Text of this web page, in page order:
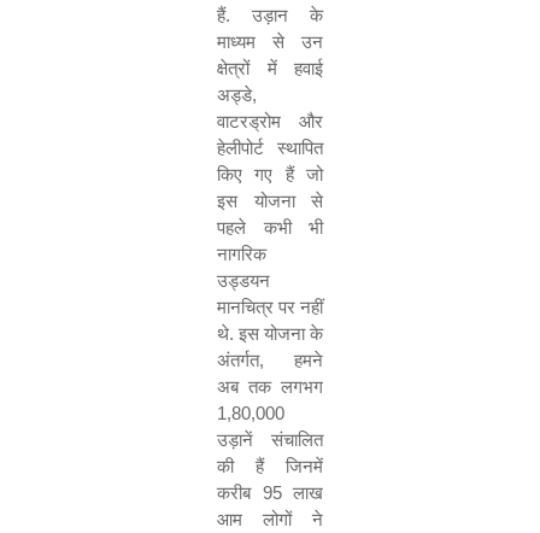
हैं. उड़ान
के
माध्यम
से
उन
क्षेत्रों
में
हवाई
अड्डे,
वाटरड्रोम
और
हेलीपोर्ट
स्थापित
किए
गए हैं
जो
इस
योजना
से
पहले
कभी
भी
नागरिक
उड्डयन
मानचित्र पर नहीं
थे. इस योजना के
अंतर्गत, हमने
अब तक लगभग
1,80,000
उड़ानें
संचालित
की
हैं
जिनमें
करीब95 लाख
आम
लोगों
ने